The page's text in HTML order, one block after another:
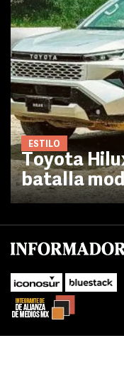
ESTILO
Toyota
batalla